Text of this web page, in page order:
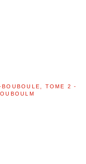
BOUBOULE, TOME 2 -